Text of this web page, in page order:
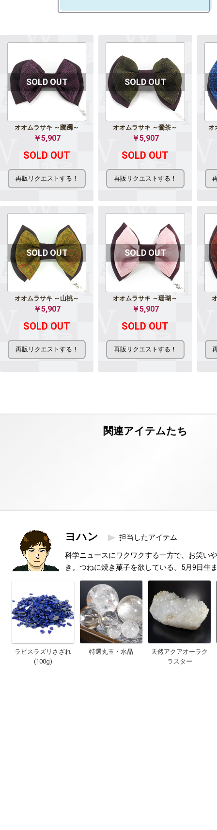
オオムラサキ ～躑躅～
￥5,907
SOLD OUT
オオムラサキ ～鶯茶～
￥5,907
SOLD OUT
オ
オオムラサキ ～山桃～
￥5,907
SOLD OUT
オオムラサキ ～珊瑚～
￥5,907
SOLD OUT
ヨハン 担当したアイテム
科学ニュースにワクワクする一方で、お笑い
き。つねに焼き菓子を欲している。5月9日生
ラピスラズリさざれ
(100g)
特選丸玉・水晶
天然アクアオーラク
ラスター